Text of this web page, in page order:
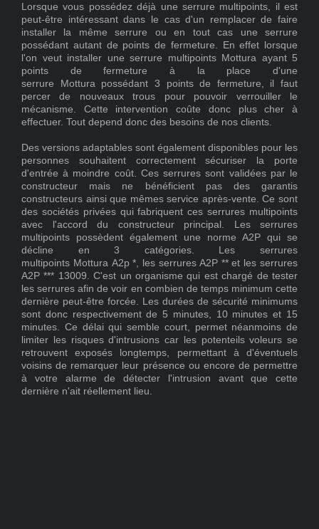
Lorsque vous possédez déjà une serrure multipoints, il est
peut-être intéressant dans le cas d'un remplacer de faire
installer la même serrure ou en tout cas une serrure
possédant autant de points de fermeture. En effet lorsque
l'on veut installer une serrure multipoints Mottura ayant 5
points de fermeture à la place d'une
serrure Mottura possédant 3 points de fermeture, il faut
percer de nouveaux trous pour pouvoir verrouiller le
mécanisme. Cette intervention coûte donc plus cher à
effectuer. Tout depend donc des besoins de nos clients.
Des versions adaptables sont également disponibles pour les
personnes souhaitent correctement sécuriser la porte
d'entrée à moindre coût. Ces serrures sont validées par le
constructeur mais ne bénéficient pas des garantis
constructeurs ainsi que mêmes service après-vente. Ce sont
des sociétés privées qui fabriquent ces serrures multipoints
avec l'accord du constructeur principal. Les serrures
multipoints possèdent également une norme A2P qui se
décline en 3 catégories. Les serrures
multipoints Mottura A2p *, les serrures A2P ** et les serrures
A2P *** 13009. C'est un organisme qui est chargé de tester
les serrures afin de voir en combien de temps minimum cette
dernière peut-être forcée. Les durées de sécurité minimums
sont donc respectivement de 5 minutes, 10 minutes et 15
minutes. Ce délai qui semble court, permet néanmoins de
limiter les risques d'intrusions car les potenteils voleurs se
retrouvent exposés longtemps, permettant à d'éventuels
voisins de remarquer leur présence ou encore de permettre
à votre alarme de détecter l'intrusion avant que cette
dernière n'ait réellement lieu.